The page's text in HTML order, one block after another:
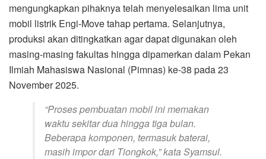
mengungkapkan pihaknya telah menyelesaikan lima unit
mobil listrik Engi-Move tahap pertama. Selanjutnya,
produksi akan ditingkatkan agar dapat digunakan oleh
masing-masing fakultas hingga dipamerkan dalam Pekan
Ilmiah Mahasiswa Nasional (Pimnas) ke-38 pada 23
November 2025.
“Proses pembuatan mobil ini memakan
waktu sekitar dua hingga tiga bulan.
Beberapa komponen, termasuk baterai,
masih impor dari Tiongkok,” kata Syamsul.